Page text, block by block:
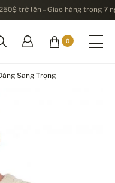
trở lên – Giao hàng trong 7
0
Sang Trọng